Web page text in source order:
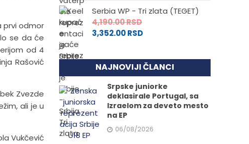
prvi odmor
se da će
od 4
Rašović
Zvezde
ali je u
Vukčević
Serbia WP - Tri zlata (TEGET)
4,190.00RSD
3,352.00RSD
NAJNOVIJI ČLANCI
Srpske juniorke
deklasirale Portugal, sa
Izraelom za deveto mesto
na EP
06/08/2026